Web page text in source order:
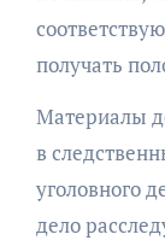
получать
Материалы
в
уголовного
дело